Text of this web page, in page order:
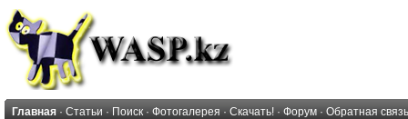
Главная · Статьи · Поиск · Фотогалерея · Скачать! · Форум · Обратная связь